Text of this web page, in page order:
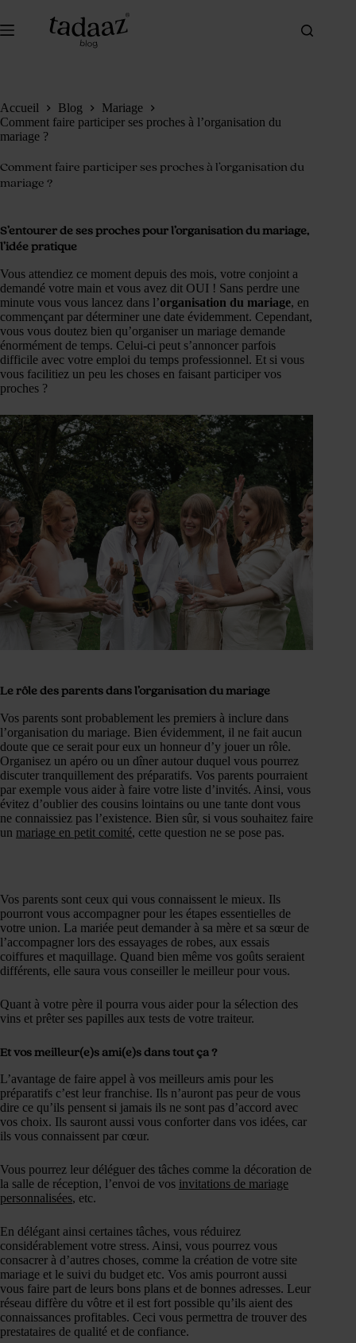
contenu
Accueil Blog
Mariage
Comment faire participer ses proches à l’organisation du
mariage ?
Comment faire participer ses proches à l’organisation du
mariage ?
S’entourer de ses proches pour l’organisation du mariage,
l’idée pratique
Vous attendiez ce moment depuis des mois, votre conjoint a
demandé votre main et vous avez dit OUI ! Sans perdre une
minute vous vous lancez dans l’organisation du mariage, en
commençant par déterminer une date évidemment. Cependant,
vous vous doutez bien qu’organiser un mariage demande
énormément de temps. Celui-ci peut s’annoncer parfois
difficile avec votre emploi du temps professionnel. Et si vous
vous facilitiez un peu les choses en faisant participer vos
proches ?
Le rôle des parents dans l’organisation du mariage
Vos parents sont probablement les premiers à inclure dans
l’organisation du mariage. Bien évidemment, il ne fait aucun
doute que ce serait pour eux un honneur d’y jouer un rôle.
Organisez un apéro ou un dîner autour duquel vous pourrez
discuter tranquillement des préparatifs. Vos parents pourraient
par exemple vous aider à faire votre liste d’invités. Ainsi, vous
évitez d’oublier des cousins lointains ou une tante dont vous
ne connaissiez pas l’existence. Bien sûr, si vous souhaitez faire
un mariage en petit comité, cette question ne se pose pas.
Vos parents sont ceux qui vous connaissent le mieux. Ils
pourront vous accompagner pour les étapes essentielles de
votre union. La mariée peut demander à sa mère et sa sœur de
l’accompagner lors des essayages de robes, aux essais
coiffures et maquillage. Quand bien même vos goûts seraient
différents, elle saura vous conseiller le meilleur pour vous.
Quant à votre père il pourra vous aider pour la sélection des
vins et prêter ses papilles aux tests de votre traiteur.
Et vos meilleur(e)s ami(e)s dans tout ça ?
L’avantage de faire appel à vos meilleurs amis pour les
préparatifs c’est leur franchise. Ils n’auront pas peur de vous
dire ce qu’ils pensent si jamais ils ne sont pas d’accord avec
vos choix. Ils sauront aussi vous conforter dans vos idées, car
ils vous connaissent par cœur.
Vous pourrez leur déléguer des tâches comme la décoration de
la salle de réception, l’envoi de vos invitations de mariage
personnalisées, etc.
En délégant ainsi certaines tâches, vous réduirez
considérablement votre stress. Ainsi, vous pourrez vous
consacrer à d’autres choses, comme la création de votre site
mariage et le suivi du budget etc. Vos amis pourront aussi
vous faire part de leurs bons plans et de bonnes adresses. Leur
réseau diffère du vôtre et il est fort possible qu’ils aient des
connaissances profitables. Ceci vous permettra de trouver des
prestataires de qualité et de confiance.